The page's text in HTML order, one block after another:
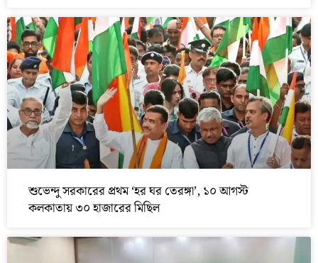
শুভেন্দু সরকারের প্রথম ‘হর ঘর তেরঙ্গা’, ১০ আগস্ট
কলকাতায় ৩০ হাজারের মিছিল